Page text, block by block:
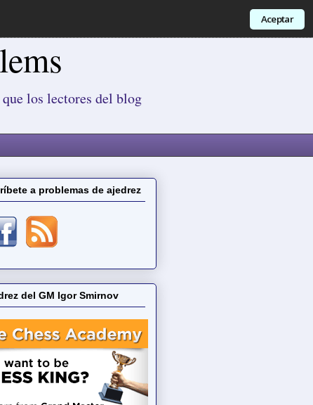
Aceptar
los lectores del blog
a problemas de ajedrez
del GM Igor Smirnov